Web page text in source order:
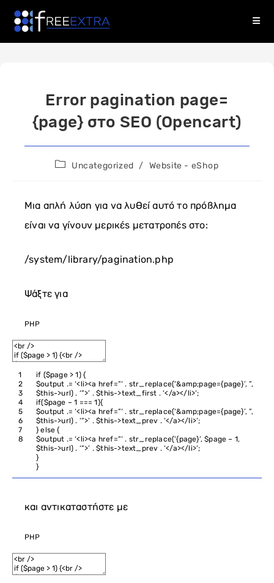
content
Error pagination page=
{page} στο SEO (Opencart)
PostUncategorized / Website - eShop
Μια απλή λύση για να λυθεί αυτό το πρόβλημα
είναι να γίνουν μερικές μετατροπές στο:
/system/library/pagination.php
Ψάξτε για
PHP
1
2
3
4
5
6
7
8
if ($page > 1) {
$output .= ‘<li><a href=”‘ . str_replace(‘&amp;page={page}’, ”,
$this->url) . ‘”>’ . $this->text_first . ‘</a></li>’;
if($page – 1 === 1){
$output .= ‘<li><a href=”‘ . str_replace(‘&amp;page={page}’, ”,
$this->url) . ‘”>’ . $this->text_prev . ‘</a></li>’;
} else {
$output .= ‘<li><a href=”‘ . str_replace(‘{page}’, $page – 1,
$this->url) . ‘”>’ . $this->text_prev . ‘</a></li>’;
}
}
και αντικαταστήστε με
PHP